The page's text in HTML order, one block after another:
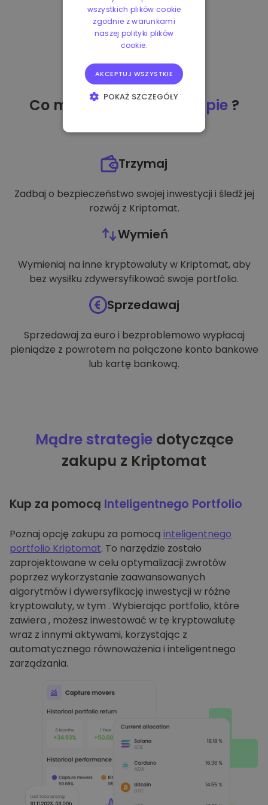
Co mogę zrobićpo zakupie?
Trzymaj
Zadbaj o bezpieczeństwo swojej inwestycji i śledź jej
rozwój z Kriptomat.
Wymień
Wymieniaj na inne kryptowaluty w Kriptomat, aby
bez wysiłku zdywersyfikować swoje portfolio.
Sprzedawaj
Sprzedawaj za euro i bezproblemowo wypłacaj
pieniądze z powrotem na połączone konto bankowe
lub kartę bankową.
Mądre strategiedotyczące
zakupu z Kriptomat
Kup za pomocą Inteligentnego Portfolio
Poznaj opcję zakupu za pomocą inteligentnego
portfolio Kriptomat. To narzędzie zostało
zaprojektowane w celu optymalizacji zwrotów
poprzez wykorzystanie zaawansowanych
algorytmów i dywersyfikację inwestycji w różne
kryptowaluty, w tym . Wybierając portfolio, które
zawiera , możesz inwestować w tę kryptowalutę
wraz z innymi aktywami, korzystając z
automatycznego równoważenia i inteligentnego
zarządzania.
wszystkich plików cookie
zgodnie z warunkami
naszej polityki plików
cookie.
AKCEPTUJ WSZYSTKIE
POKAŻ SZCZEGÓŁY
TARGETOWANIE
FUNKCJONALNOŚĆ